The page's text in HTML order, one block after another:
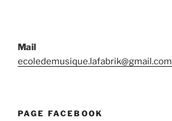
Mail
ecoledemusique.lafabrik@gmail.com
PAGE FACEBOOK